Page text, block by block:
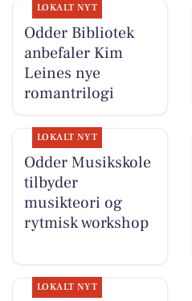
LOKALT NYT
Odder Bibliotek
anbefaler Kim
Leines nye
romantrilogi
LOKALT NYT
Odder Musikskole
tilbyder
musikteori og
rytmisk workshop
LOKALT NYT